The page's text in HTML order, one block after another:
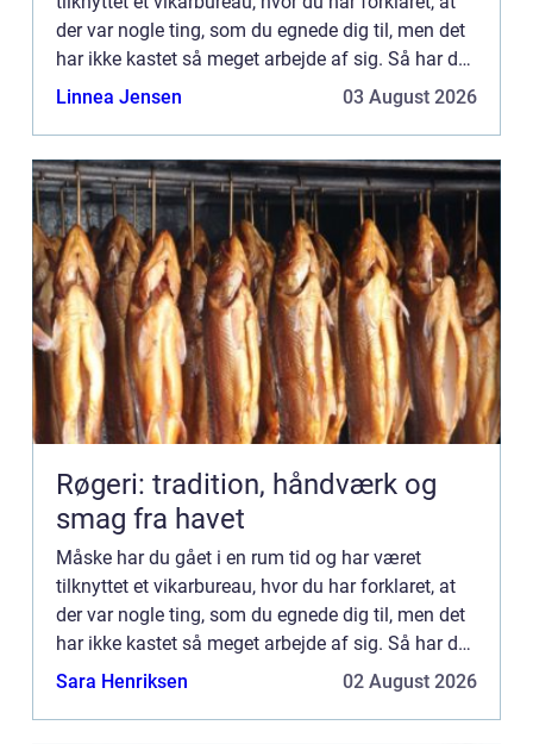
der var nogle ting, som du egnede dig til, men det
har ikke kastet så meget arbejde af sig. Så har du
prøvet at være tilknyttet flere steder, men det hja...
Linnea Jensen 03 August 2026
Røgeri: tradition, håndværk og
smag fra havet
Måske har du gået i en rum tid og har været
tilknyttet et vikarbureau, hvor du har forklaret, at
der var nogle ting, som du egnede dig til, men det
har ikke kastet så meget arbejde af sig. Så har du
prøvet at være tilknyttet flere steder, men det hja...
Sara Henriksen 02 August 2026